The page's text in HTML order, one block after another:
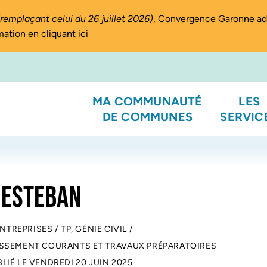
celui du 26 juillet 2026), Convergence Garonne
en cliquant ici
MA COMMUNAUTÉ
DE COMMUNES
LES
/ TP, GÉNIE CIVIL /
COURANTS ET TRAVAUX PRÉPARATOIRES
LE VENDREDI 20 JUIN 2025